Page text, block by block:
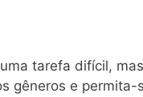
tarefa difícil,
gêneros e